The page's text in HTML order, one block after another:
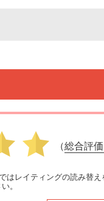
（総合評
レイティングの読み替え
。